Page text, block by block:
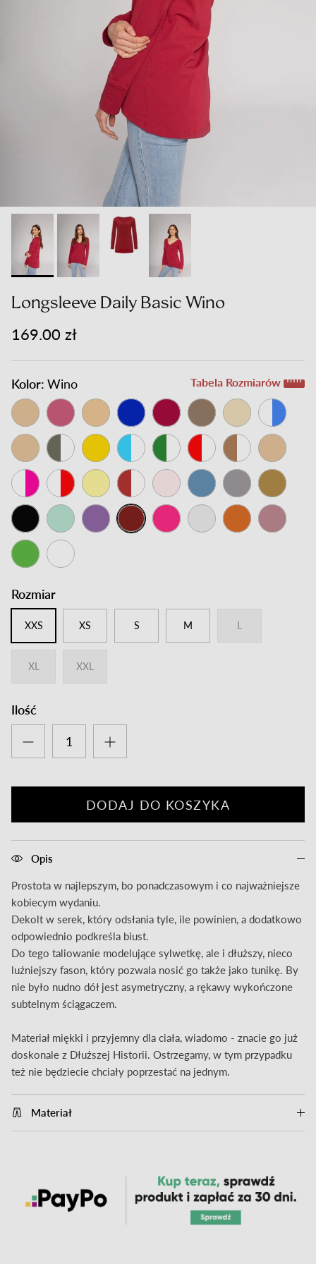
Longsleeve Daily Basic Wino
169.00 zł
Tabela Rozmiarów
Kolor: Wino
Rozmiar
XXS XS S M L
XL XXL
Ilość
DODAJ DO KOSZYKA
Opis
Prostota w najlepszym, bo ponadczasowym i co najważniejsze
kobiecym wydaniu.
Dekolt w serek, który odsłania tyle, ile powinien, a dodatkowo
odpowiednio podkreśla biust.
Do tego taliowanie modelujące sylwetkę, ale i dłuższy, nieco
luźniejszy fason, który pozwala nosić go także jako tunikę. By
nie było nudno dół jest asymetryczny, a rękawy wykończone
subtelnym ściągaczem.
Materiał miękki i przyjemny dla ciała, wiadomo - znacie go już
doskonale z Dłuższej Historii. Ostrzegamy, w tym przypadku
też nie będziecie chciały poprzestać na jednym.
Materiał